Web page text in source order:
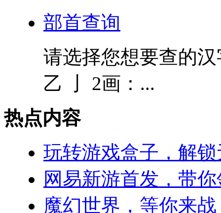
部首查询
请选择您想要查的
乙 亅 2画：...
热点内容
玩转游戏盒子，解
网易新游首发，带
魔幻世界，等你来战